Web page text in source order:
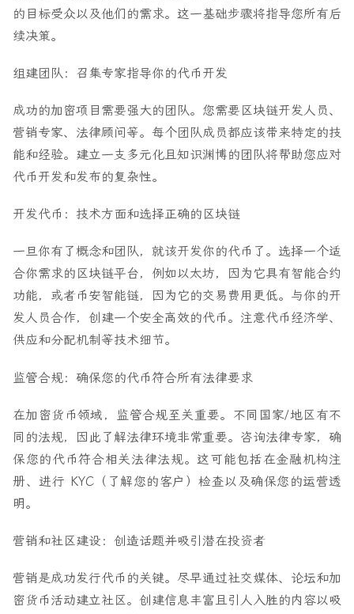
的目标受众以及他们的需求。这一基础步骤将指导您所有后
续决策。
组建团队：召集专家指导你的代币开发
成功的加密项目需要强大的团队。您需要区块链开发人员、
营销专家、法律顾问等。每个团队成员都应该带来特定的技
能和经验。建立一支多元化且知识渊博的团队将帮助您应对
代币开发和发布的复杂性。
开发代币：技术方面和选择正确的区块链
一旦你有了概念和团队，就该开发你的代币了。选择一个适
合你需求的区块链平台，例如以太坊，因为它具有智能合约
功能，或者币安智能链，因为它的交易费用更低。与你的开
发人员合作，创建一个安全高效的代币。注意代币经济学、
供应和分配机制等技术细节。
监管合规：确保您的代币符合所有法律要求
在加密货币领域，监管合规至关重要。不同国家/地区有不
同的法规，因此了解法律环境非常重要。咨询法律专家，确
保您的代币符合相关法律法规。这可能包括在金融机构注
册、进行 KYC（了解您的客户）检查以及确保您的运营透
明。
营销和社区建设：创造话题并吸引潜在投资者
营销是成功发行代币的关键。尽早通过社交媒体、论坛和加
密货币活动建立社区。创建信息丰富且引人入胜的内容以吸